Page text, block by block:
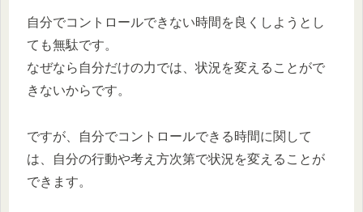
自分でコントロールできない時間を良くしようとし
ても無駄です。
なぜなら自分だけの力では、状況を変えることがで
きないからです。
ですが、自分でコントロールできる時間に関して
は、自分の行動や考え方次第で状況を変えることが
できます。